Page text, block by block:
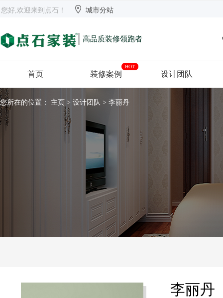
欢迎来到点石  长沙 【切换】
您好,欢迎来到点石！  城市分站
| 高品质装修领跑者
首页 装修案例
HOT
设计团队
您所在的位置： 主页 > 设计团队 > 李丽丹
李丽丹